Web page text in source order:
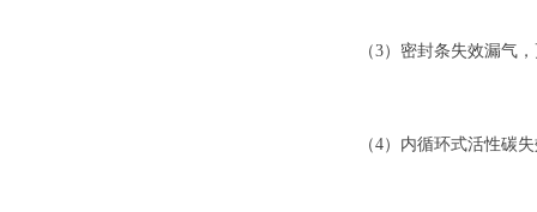
（3）密封条失效漏气
（4）内循环式活性碳